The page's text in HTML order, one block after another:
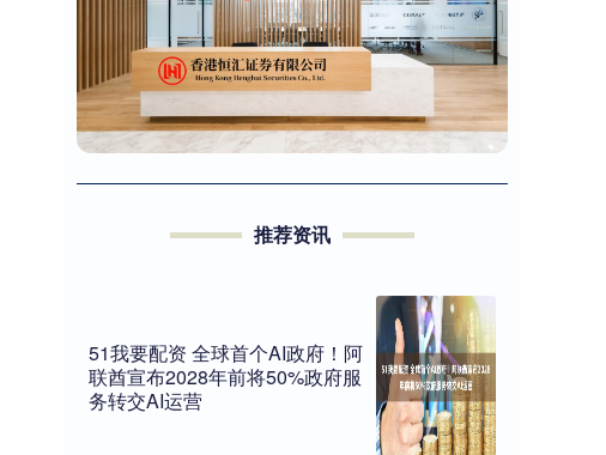
推荐资讯
51我要配资 全球首个AI政府！阿
联酋宣布2028年前将50%政府服
务转交AI运营